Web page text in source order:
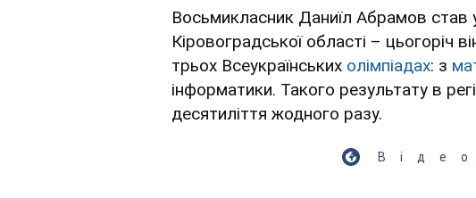
Восьмикласник Даниїл Абрамов
Кіровоградської області – цьогоріч
трьох Всеукраїнських олімпіадах: з
інформатики. Такого результату в
десятиліття жодного разу.